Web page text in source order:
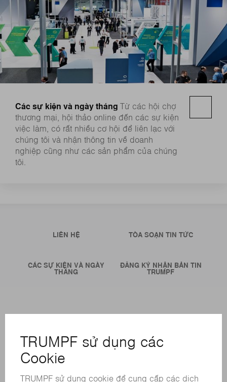
Các sự kiện và ngày tháng Từ các hội chợ
thương mại, hội thảo online đến các sự kiện
việc làm, có rất nhiều cơ hội để liên lạc với
chúng tôi và nhận thông tin về doanh
nghiệp cũng như các sản phẩm của chúng
tôi.
LIÊN HỆ TÒA SOẠN TIN TỨC
CÁC SỰ KIỆN VÀ NGÀY
THÁNG
ĐĂNG KÝ NHẬN BẢN TIN
TRUMPF
LIÊN HỆ
ĐỊA ĐIỂM
CÁC SỰ KIỆN VÀ NGÀY THÁNG
BẢNG DỮ LIỆU AN TOÀN HÓA CHẤT